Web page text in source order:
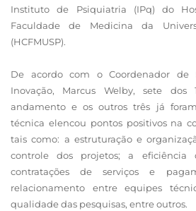
Instituto de Psiquiatria (IPq) do
Faculdade de Medicina da
(HCFMUSP).
De acordo com o Coordenador de
Inovação, Marcus Welby, sete
andamento e os outros três já
técnica elencou pontos positivos na
tais como: a estruturação e
controle dos projetos; a eficiência
contratações de serviços e
relacionamento entre equipes
qualidade das pesquisas, entre outros.